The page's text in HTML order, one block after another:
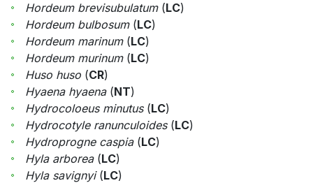
Hordeum brevisubulatum(LC)
Hordeum bulbosum(LC)
Hordeum marinum(LC)
Hordeum murinum(LC)
Huso huso (CR)
Hyaena hyaena(NT)
Hydrocoloeus minutus(LC)
Hydrocotyle ranunculoides(LC)
Hydroprogne caspia(LC)
Hyla arborea(LC)
Hyla savignyi(LC)